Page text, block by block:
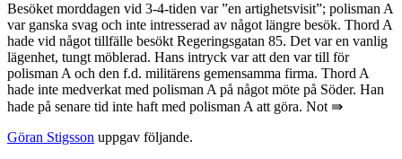
Besöket morddagen vid 3-4-tiden var ”en artighetsvisit”; polisman A
var ganska svag och inte intresserad av något längre besök. Thord A
hade vid något tillfälle besökt Regeringsgatan 85. Det var en vanlig
lägenhet, tungt möblerad. Hans intryck var att den var till för
polisman A och den f.d. militärens gemensamma firma. Thord A
hade inte medverkat med polisman A på något möte på Söder. Han
hade på senare tid inte haft med polisman A att göra. Not ⇛
Göran Stigsson uppgav följande.